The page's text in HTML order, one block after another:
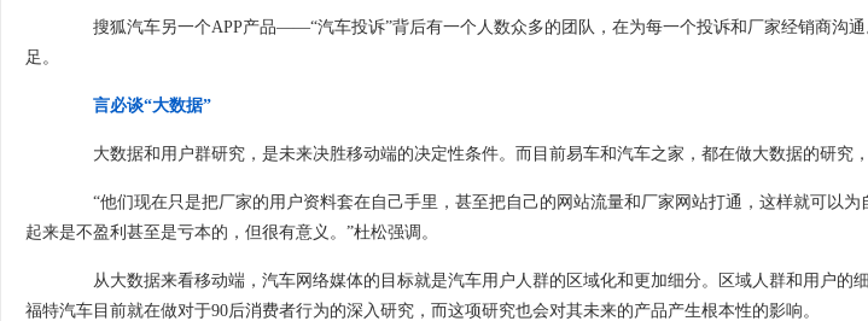
搜狐汽车另一个APP产品——“汽车投诉”背后有一个人数众多的团队，在为每一个投诉和厂家经销商沟通
足。
言必谈“大数据”
大数据和用户群研究，是未来决胜移动端的决定性条件。而目前易车和汽车之家，都在做大数据的研究，
“他们现在只是把厂家的用户资料套在自己手里，甚至把自己的网站流量和厂家网站打通，这样就可以为
起来是不盈利甚至是亏本的，但很有意义。”杜松强调。
从大数据来看移动端，汽车网络媒体的目标就是汽车用户人群的区域化和更加细分。区域人群和用户的
福特汽车目前就在做对于90后消费者行为的深入研究，而这项研究也会对其未来的产品产生根本性的影响。